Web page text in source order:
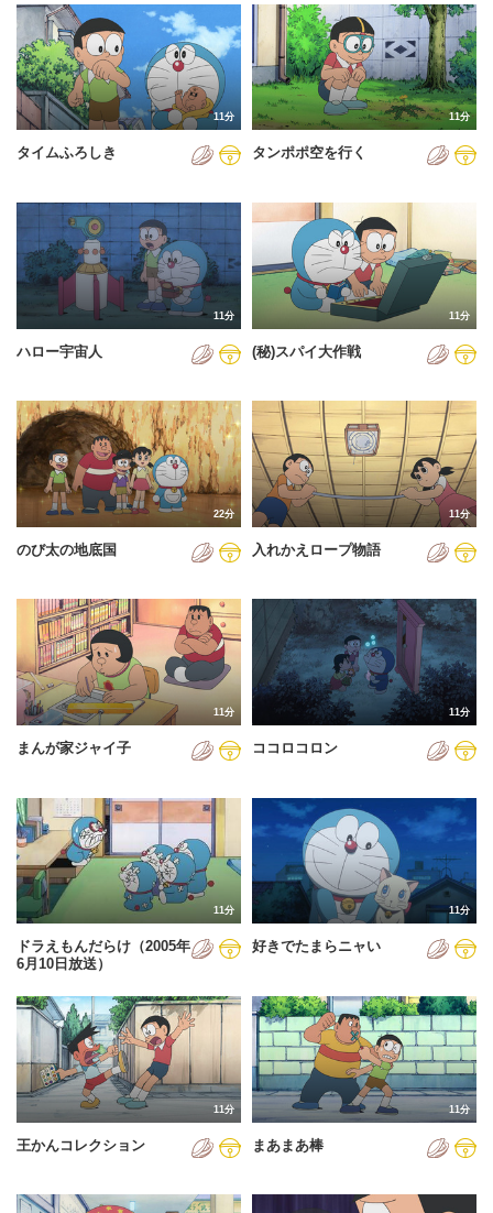
2024年
2025年
2026年
11分
タイムふろしき
11分
タンポポ空を行く
11分
ハロー宇宙人
11分
(秘)スパイ大作戦
22分
のび太の地底国
11分
入れかえロープ物語
11分
まんが家ジャイ子
11分
ココロコロン
11分
ドラえもんだらけ（2005年
6月10日放送）
11分
好きでたまらニャい
11分
王かんコレクション
11分
まあまあ棒